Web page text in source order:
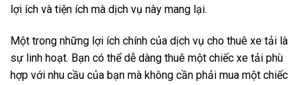
lợi ích và tiện ích mà dịch vụ này mang lại.
Một trong những lợi ích chính của dịch vụ cho thuê xe tải là
sự linh hoạt. Bạn có thể dễ dàng thuê một chiếc xe tải phù
hợp với nhu cầu của bạn mà không cần phải mua một chiếc